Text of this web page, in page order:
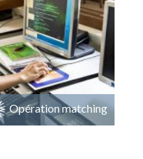
Opération matching